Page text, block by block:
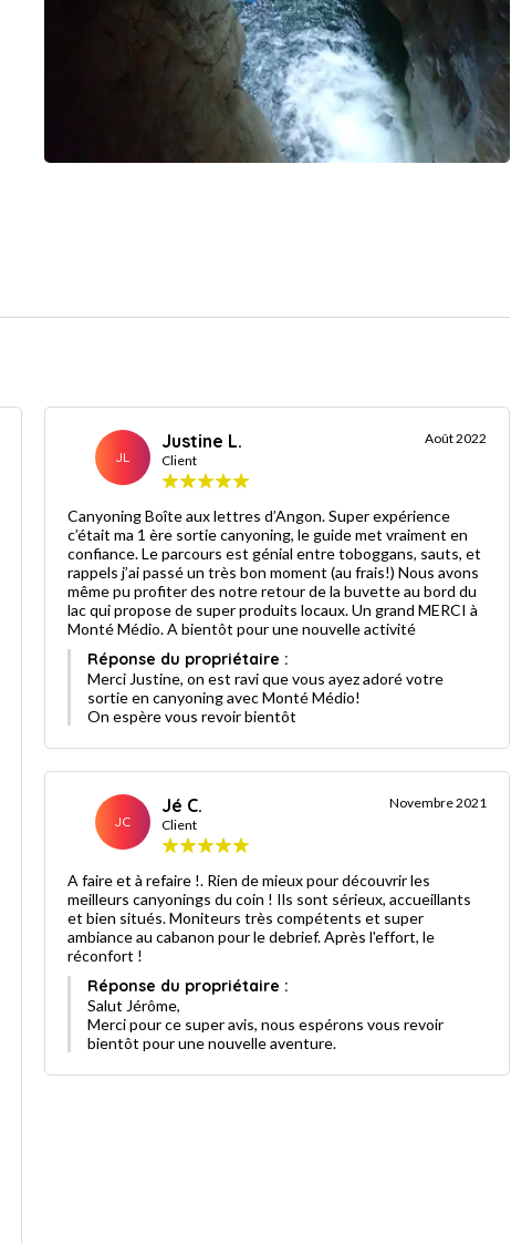
JL
Justine L.
Client
Août 2022
Canyoning Boîte aux lettres d’Angon. Super expérience
c’était ma 1 ère sortie canyoning, le guide met vraiment en
confiance. Le parcours est génial entre toboggans, sauts, et
rappels j’ai passé un très bon moment (au frais!) Nous avons
même pu profiter des notre retour de la buvette au bord du
lac qui propose de super produits locaux. Un grand MERCI à
Monté Médio. A bientôt pour une nouvelle activité
Réponse du propriétaire :
Merci Justine, on est ravi que vous ayez adoré votre
sortie en canyoning avec Monté Médio!
On espère vous revoir bientôt
JC
Jé C.
Client
Novembre 2021
A faire et à refaire !. Rien de mieux pour découvrir les
meilleurs canyonings du coin ! Ils sont sérieux, accueillants
et bien situés. Moniteurs très compétents et super
ambiance au cabanon pour le debrief. Après l'effort, le
réconfort !
Réponse du propriétaire :
Salut Jérôme,
Merci pour ce super avis, nous espérons vous revoir
bientôt pour une nouvelle aventure.